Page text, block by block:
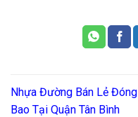
Nhựa Đường Bán Lẻ Đóng
Bao Tại Quận Tân Bình